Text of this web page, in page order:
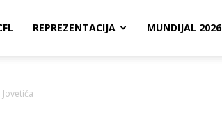
REPREZENTACIJA MUNDIJAL 2026